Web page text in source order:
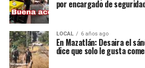
por encargado de
LOCAL 6 años ago
En Mazatlán: Desaira el
dice que solo le gusta